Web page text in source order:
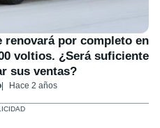
renovará por completo en
voltios. ¿Será suficiente
sus ventas?
Hace 2 años